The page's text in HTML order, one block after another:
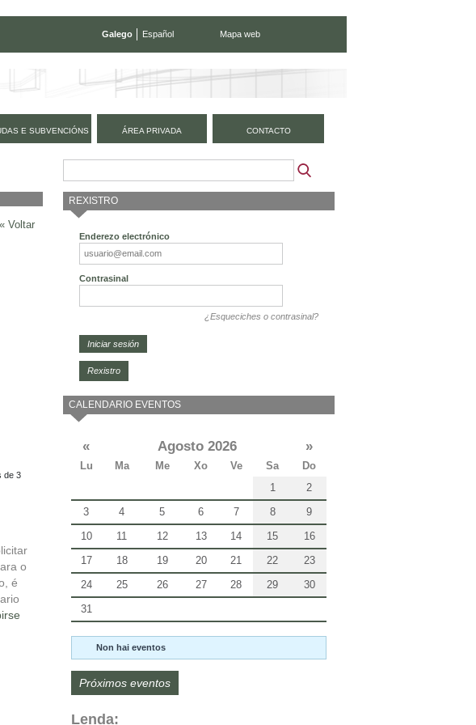
Galego Español Mapa web
E SUBVENCIÓNS ÁREA PRIVADA CONTACTO
« Voltar
de 3
o
é
REXISTRO
Enderezo electrónico
Contrasinal
¿Esqueciches o contrasinal?
Rexistro
CALENDARIO EVENTOS
« Agosto 2026 »
Lu Ma Me Xo Ve Sa
Do
1
2
3
4 5 6 7 8
9
10
11 12 13 14 15
16
17
18 19 20 21 22
23
24
25 26 27 28 29
30
31
Non hai eventos
Próximos eventos
Lenda: